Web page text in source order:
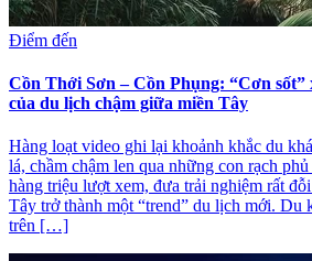
Điểm đến
Cồn Thới Sơn – Cồn Phụng: “Cơn sốt”
của du lịch chậm giữa miền Tây
Hàng loạt video ghi lại khoảnh khắc du
lá, chầm chậm len qua những con rạch
hàng triệu lượt xem, đưa trải nghiệm rất
Tây trở thành một “trend” du lịch mới. Du
trên […]